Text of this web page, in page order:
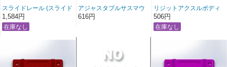
スライドレール (スライド
ラック)※Vacula
1,584円
アジャスタブルサスマウ
ントベース+0.5°/ ブラッ
ク※Vacula/Divall
616円
リジットアクスルボディ
ー (ブラック)
506円